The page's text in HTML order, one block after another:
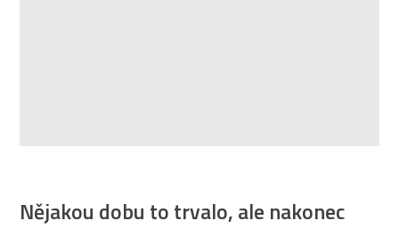
Nějakou dobu to trvalo, ale nakonec